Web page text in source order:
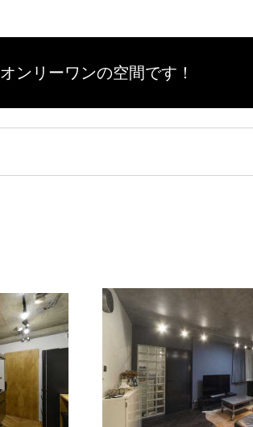
オンリーワンの空間です！